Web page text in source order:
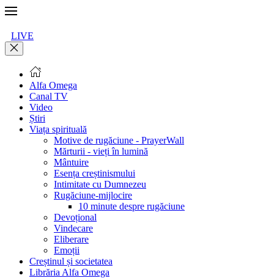
LIVE
Alfa Omega
Canal TV
Video
Știri
Viața spirituală
Motive de rugăciune - PrayerWall
Mărturii - vieți în lumină
Mântuire
Esența creștinismului
Intimitate cu Dumnezeu
Rugăciune-mijlocire
10 minute despre rugăciune
Devoțional
Vindecare
Eliberare
Emoții
Creștinul și societatea
Librăria Alfa Omega